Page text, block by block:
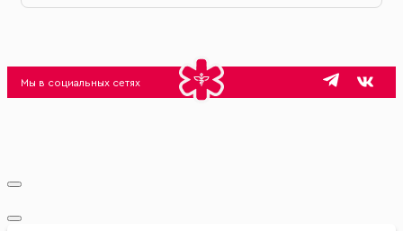
Мы в социальных сетях